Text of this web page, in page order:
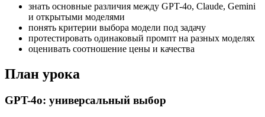
знать основные различия между GPT-4o, Claude, Gemini
и открытыми моделями
понять критерии выбора модели под задачу
протестировать одинаковый промпт на разных моделях
оценивать соотношение цены и качества
План урока
GPT-4o: универсальный выбор